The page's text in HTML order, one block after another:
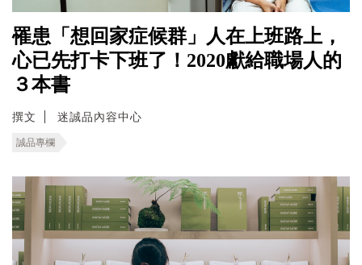
罹患「想回家症候群」人在上班路上，
心已先打卡下班了！2020獻給職場人的
３本書
撰文 迷誠品內容中心
誠品專欄